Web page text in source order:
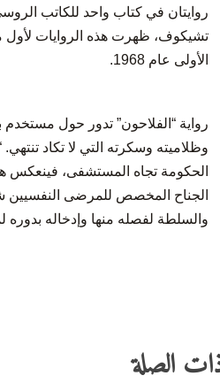
الأولى عام 1968.
رواية “الفلاحون” تدور حول
الحكومة تجاه المستشفى، فينعكس
الجناح المخصص للمرضى النفسيين
والسلطة لفصله منها وإدخاله
الصلة